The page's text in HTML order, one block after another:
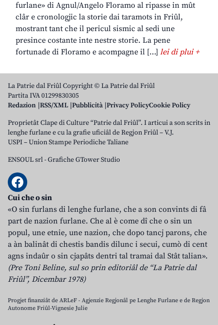
furlane» di Agnul/Angelo Floramo al ripasse in mût
clâr e cronologjic la storie dai taramots in Friûl,
mostrant tant che il pericul sismic al sedi une
presince costante inte nestre storie. La pene
fortunade di Floramo e acompagne il […] lei di plui +
La Patrie dal Friûl Copyright © La Patrie dal Friûl
Partita IVA 01299830305
Redazion RSS/XML Pubblicità Privacy PolicyCookie Policy
Proprietât Clape di Culture “Patrie dal Friûl”. I articui a son scrits in
lenghe furlane e cu la grafie uficiâl de Regjon Friûl – V.J.
USPI – Union Stampe Periodiche Taliane
ENSOUL srl-Grafiche GTower Studio
Cui che o sin
«O sin furlans di lenghe furlane, che a son convints di fâ
part de nazion furlane. Che al è come dî che o sin un
popul, une etnie, une nazion, che dopo tancj parons, che
a àn balinât di chestis bandis dilunc i secui, cumò di cent
agns indaûr o sin cjapâts dentri tal tramai dal Stât talian».
(Pre Toni Beline, sul so prin editoriâl de “La Patrie dal
Friûl”, Dicembar 1978)
Progjet finanziât de ARLeF - Agjenzie Regjonâl pe Lenghe Furlane e de Regjon
Autonome Friûl-Vignesie Julie